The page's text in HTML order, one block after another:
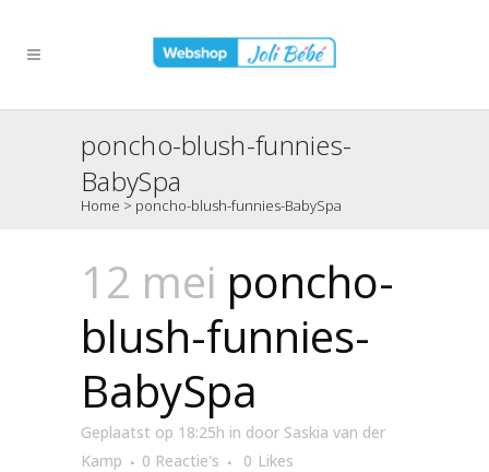
poncho-blush-funnies-
BabySpa
Home > poncho-blush-funnies-BabySpa
12 mei poncho-
blush-funnies-
BabySpa
Geplaatst op 18:25h in door Saskia van der
Kamp
0 Reactie's 0 Likes